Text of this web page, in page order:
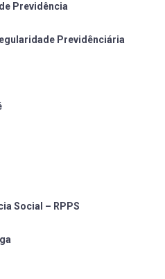
Previdência
Previdênciária
Social – RPPS